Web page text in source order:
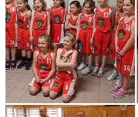
BILDGALLERI 2024 O FRAMÅT
DOKUMENT
KONTAKT
BEAT-THE-PRO
CUPRESULTAT